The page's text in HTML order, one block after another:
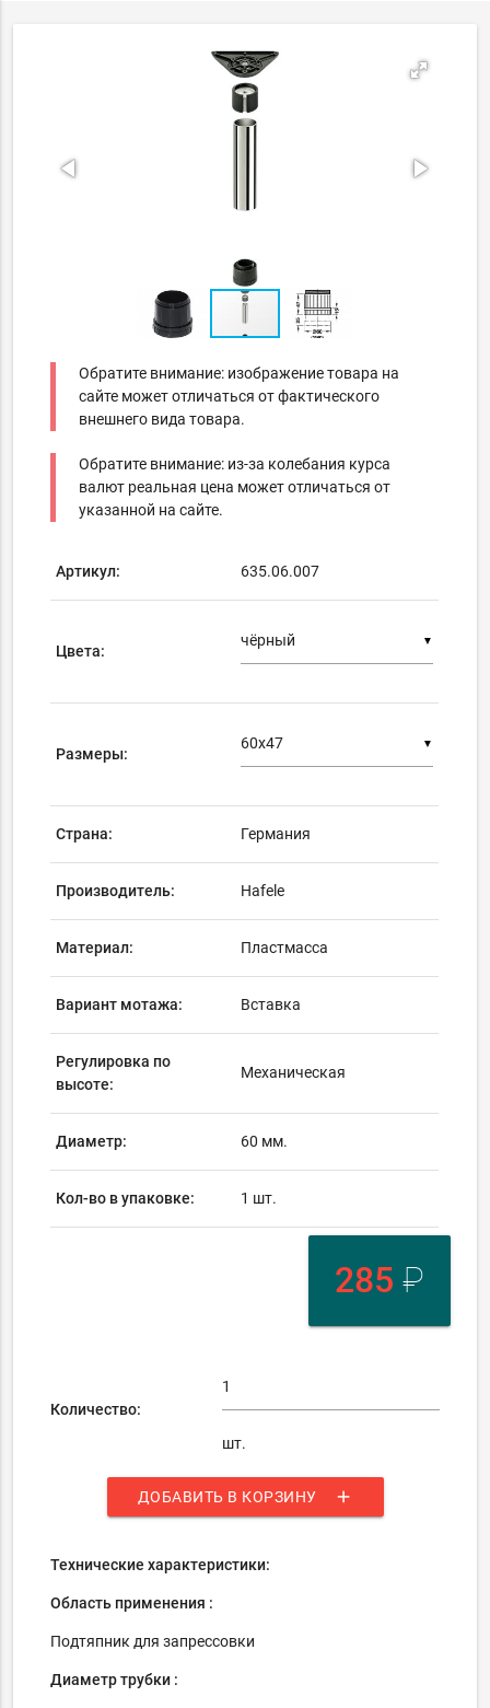
Обратите внимание: изображение товара на
сайте может отличаться от фактического
внешнего вида товара.
Обратите внимание: из-за колебания курса
валют реальная цена может отличаться от
указанной на сайте.
Артикул: 635.06.007
Цвета:
▼
Размеры:
▼
Страна: Германия
Производитель: Hafele
Материал: Пластмасса
Вариант мотажа: Вставка
Регулировка по
высоте:
Механическая
Диаметр: 60 мм.
Кол-во в упаковке: 1 шт.
285 ₽
Количество:
шт.
ДОБАВИТЬ В КОРЗИНУ add
Технические характеристики:
Область применения :
Подтяпник для запрессовки
Диаметр трубки :